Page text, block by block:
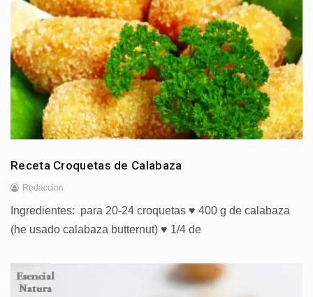
Receta Croquetas de Calabaza
Redaccion
Ingredientes: para 20-24 croquetas ♥ 400 g de calabaza
(he usado calabaza butternut) ♥ 1/4 de